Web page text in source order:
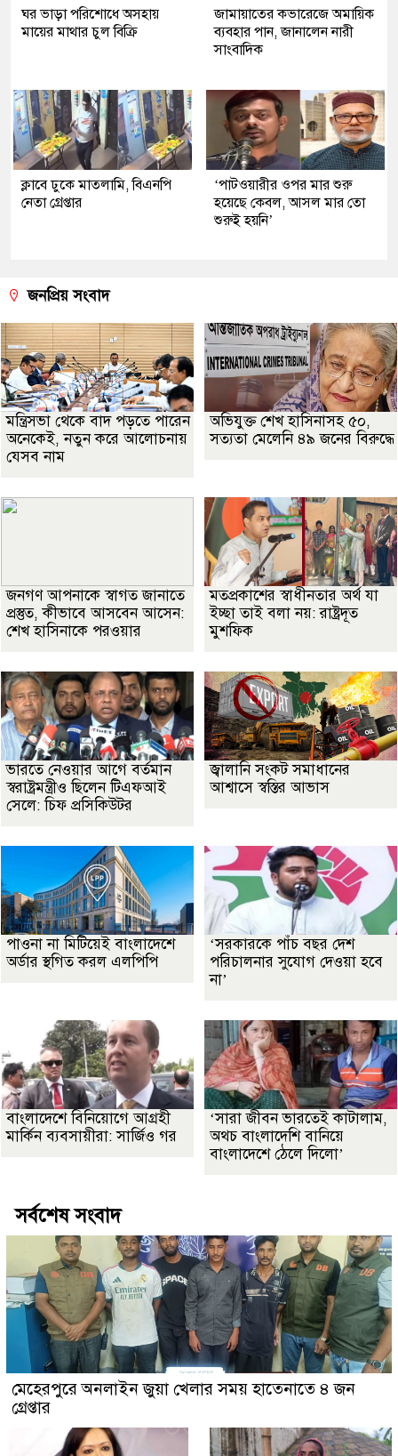
ঘর ভাড়া পরিশোধে অসহায়
মায়ের মাথার চুল বিক্রি
জামায়াতের কভারেজে অমায়িক
ব্যবহার পান, জানালেন নারী
সাংবাদিক
ক্লাবে ঢুকে মাতলামি, বিএনপি
নেতা গ্রেপ্তার
‘পাটওয়ারীর ওপর মার শুরু
হয়েছে কেবল, আসল মার তো
শুরুই হয়নি’
জনপ্রিয় সংবাদ
মন্ত্রিসভা থেকে বাদ পড়তে পারেন
অনেকেই, নতুন করে আলোচনায়
যেসব নাম
অভিযুক্ত শেখ হাসিনাসহ ৫০,
সত্যতা মেলেনি ৪৯ জনের বিরুদ্ধে
জনগণ আপনাকে স্বাগত জানাতে
প্রস্তুত, কীভাবে আসবেন আসেন:
শেখ হাসিনাকে পরওয়ার
মতপ্রকাশের স্বাধীনতার অর্থ যা
ইচ্ছা তাই বলা নয়: রাষ্ট্রদূত
মুশফিক
ভারতে নেওয়ার আগে বর্তমান
স্বরাষ্ট্রমন্ত্রীও ছিলেন টিএফআই
সেলে: চিফ প্রসিকিউটর
জ্বালানি সংকট সমাধানের
আশ্বাসে স্বস্তির আভাস
পাওনা না মিটিয়েই বাংলাদেশে
অর্ডার স্থগিত করল এলপিপি
‘সরকারকে পাঁচ বছর দেশ
পরিচালনার সুযোগ দেওয়া হবে
না’
বাংলাদেশে বিনিয়োগে আগ্রহী
মার্কিন ব্যবসায়ীরা: সার্জিও গর
‘সারা জীবন ভারতেই কাটালাম,
অথচ বাংলাদেশি বানিয়ে
বাংলাদেশে ঠেলে দিলো’
সর্বশেষ সংবাদ
মেহেরপুরে অনলাইন জুয়া খেলার সময় হাতেনাতে ৪ জন
গ্রেপ্তার